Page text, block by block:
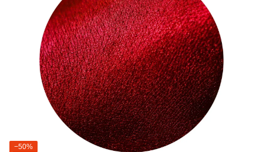
−50%